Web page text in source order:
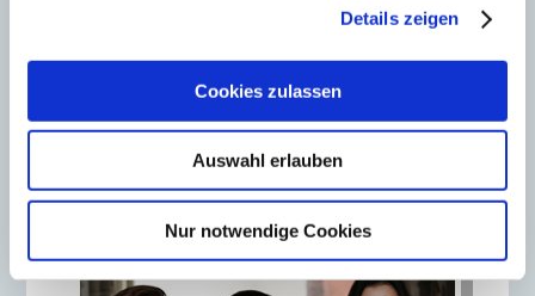
Details zeigen
Cookies zulassen
Auswahl erlauben
Nur notwendige Cookies
Besetzung einer Position.
Es geht darum, die
Zukunft von
Unternehmen zu sichern.“